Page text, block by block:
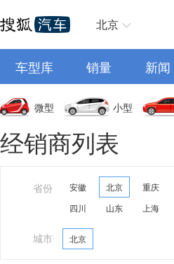
北京
车型库 销量 新闻
微型 小型
经销商列表
省份 安徽 北京 重庆
四川
山东 上海
城市 北京